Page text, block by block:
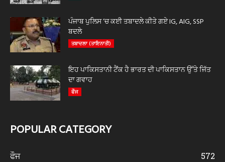
ਪੰਜਾਬ ਪੁਲਿਸ ‘ਚ ਕਈ ਤਬਾਦਲੇ ਕੀਤੇ ਗਏ IG, AIG, SSP
ਬਦਲੇ
ਤਬਾਦਲਾ (ਤਾਇਨਾਤੀ)
ਇਹ ਪਾਕਿਸਤਾਨੀ ਟੈਂਕ ਹੈ ਭਾਰਤ ਦੀ ਪਾਕਿਸਤਾਨ ਉੱਤੇ ਜਿੱਤ
ਦਾ ਗਵਾਹ
ਫੌਜ
POPULAR CATEGORY
ਫੌਜ
572